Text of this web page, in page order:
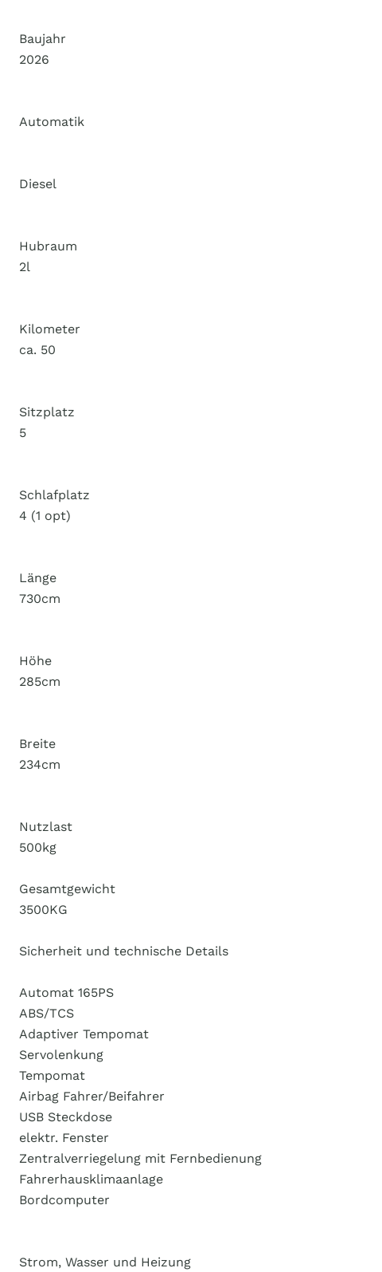
Baujahr
2026
Automatik
Diesel
Hubraum
2l
Kilometer
ca. 50
Sitzplatz
5
Schlafplatz
4 (1 opt)
Länge
730cm
Höhe
285cm
Breite
234cm
Nutzlast
500kg
Gesamtgewicht
3500KG
Sicherheit und technische Details
Automat 165PS
ABS/TCS
Adaptiver Tempomat
Servolenkung
Tempomat
Airbag Fahrer/Beifahrer
USB Steckdose
elektr. Fenster
Zentralverriegelung mit Fernbedienung
Fahrerhausklimaanlage
Bordcomputer
Strom, Wasser und Heizung